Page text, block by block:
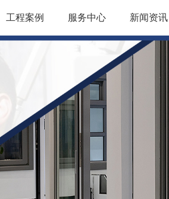
工程案例 服务中心 新闻资讯